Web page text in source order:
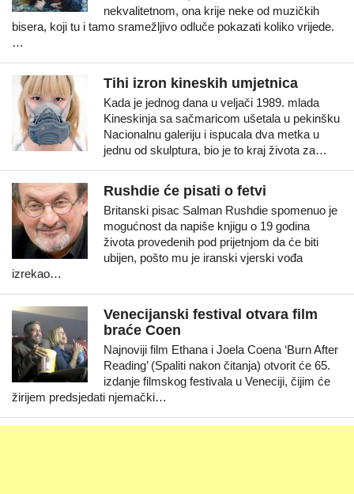
nekvalitetnom, ona krije neke od muzičkih
bisera, koji tu i tamo sramežljivo odluče pokazati koliko vrijede.
…
Tihi izron kineskih umjetnica
Kada je jednog dana u veljači 1989. mlada
Kineskinja sa sačmaricom ušetala u pekinšku
Nacionalnu galeriju i ispucala dva metka u
jednu od skulptura, bio je to kraj života za…
Rushdie će pisati o fetvi
Britanski pisac Salman Rushdie spomenuo je
mogućnost da napiše knjigu o 19 godina
života provedenih pod prijetnjom da će biti
ubijen, pošto mu je iranski vjerski vođa
izrekao…
Venecijanski festival otvara film
braće Coen
Najnoviji film Ethana i Joela Coena ‘Burn After
Reading’ (Spaliti nakon čitanja) otvorit će 65.
izdanje filmskog festivala u Veneciji, čijim će
žirijem predsjedati njemački…